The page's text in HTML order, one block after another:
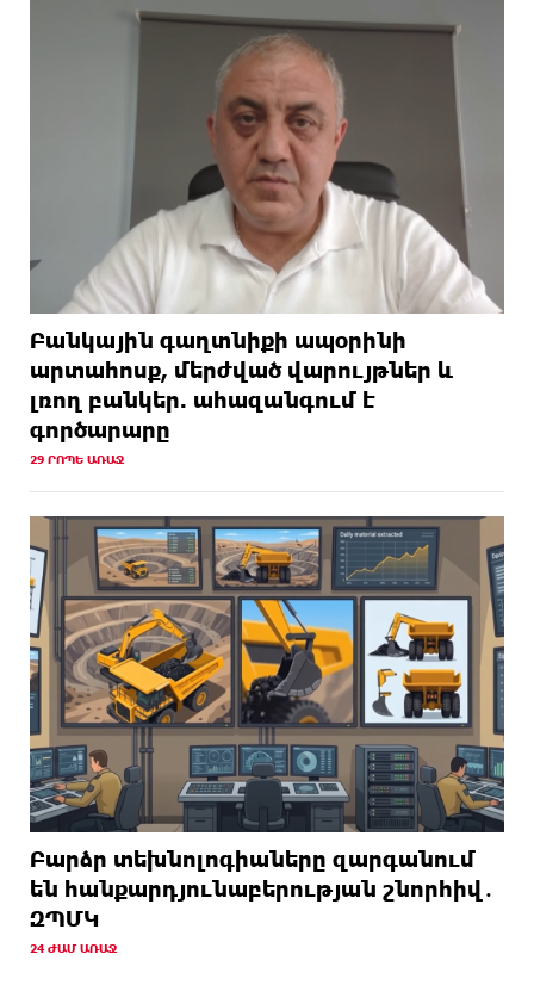
Բանկային գաղտնիքի ապօրինի
արտահոսք, մերժված վարույթներ և
լռող բանկեր. ահազանգում է
գործարարը
29 ՐՈՊԵ ԱՌԱՋ
Բարձր տեխնոլոգիաները զարգանում
են հանքարդյունաբերության շնորհիվ․
ԶՊՄԿ
24 ԺԱՄ ԱՌԱՋ